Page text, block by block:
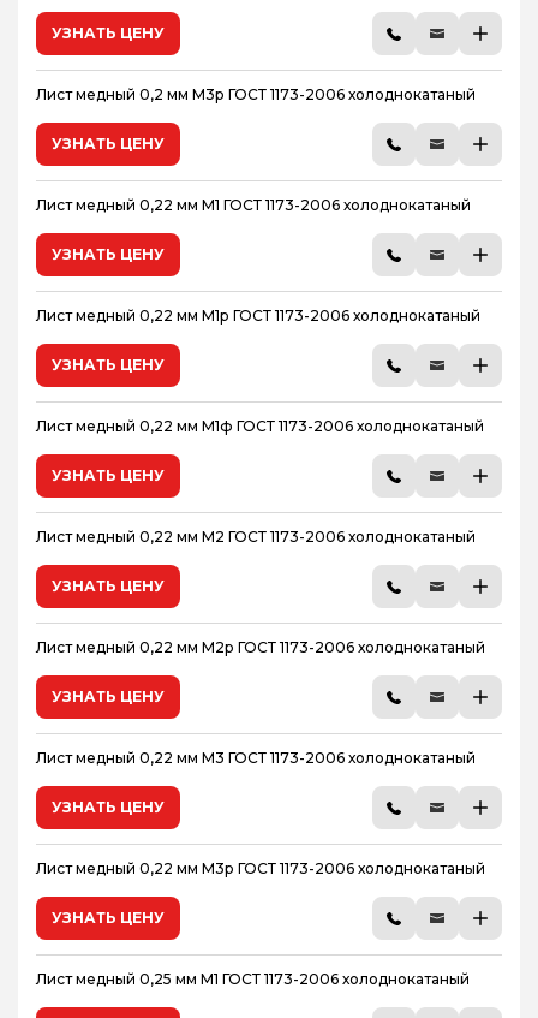
УЗНАТЬ ЦЕНУ
Лист медный 0,2 мм М3р ГОСТ 1173-2006 холоднокатаный
УЗНАТЬ ЦЕНУ
Лист медный 0,22 мм М1 ГОСТ 1173-2006 холоднокатаный
УЗНАТЬ ЦЕНУ
Лист медный 0,22 мм М1р ГОСТ 1173-2006 холоднокатаный
УЗНАТЬ ЦЕНУ
Лист медный 0,22 мм М1ф ГОСТ 1173-2006 холоднокатаный
УЗНАТЬ ЦЕНУ
Лист медный 0,22 мм М2 ГОСТ 1173-2006 холоднокатаный
УЗНАТЬ ЦЕНУ
Лист медный 0,22 мм М2р ГОСТ 1173-2006 холоднокатаный
УЗНАТЬ ЦЕНУ
Лист медный 0,22 мм М3 ГОСТ 1173-2006 холоднокатаный
УЗНАТЬ ЦЕНУ
Лист медный 0,22 мм М3р ГОСТ 1173-2006 холоднокатаный
УЗНАТЬ ЦЕНУ
Лист медный 0,25 мм М1 ГОСТ 1173-2006 холоднокатаный